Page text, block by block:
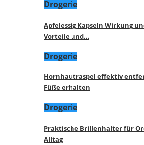
Drogerie
Apfelessig Kapseln Wirkung
Vorteile und…
Drogerie
Hornhautraspel effektiv
Füße erhalten
Drogerie
Praktische Brillenhalter für
Alltag